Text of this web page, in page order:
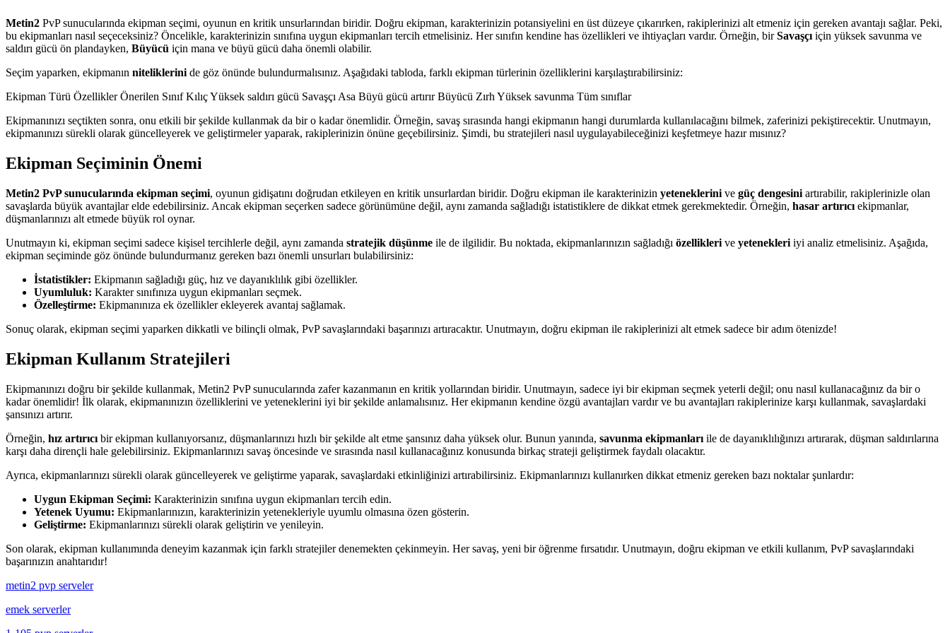
Metin2 PvP sunucularında ekipman seçimi, oyunun en kritik unsurlarından biridir. Doğru ekipman, karakterinizin potansiyelini en üst düzeye çıkarırken, rakiplerinizi alt etmeniz için gereken avantajı sağlar. Peki,
bu ekipmanları nasıl seçeceksiniz? Öncelikle, karakterinizin sınıfına uygun ekipmanları tercih etmelisiniz. Her sınıfın kendine has özellikleri ve ihtiyaçları vardır. Örneğin, birSavaşçı için yüksek savunma ve
saldırı gücü ön plandayken, Büyücü için mana ve büyü gücü daha önemli olabilir.
Seçim yaparken, ekipmanın niteliklerini de göz önünde bulundurmalısınız. Aşağıdaki tabloda, farklı ekipman türlerinin özelliklerini karşılaştırabilirsiniz:
Ekipman Türü Özellikler Önerilen Sınıf Kılıç Yüksek saldırı gücü Savaşçı Asa Büyü gücü artırır Büyücü Zırh Yüksek savunma Tüm sınıflar
Ekipmanınızı seçtikten sonra, onu etkili bir şekilde kullanmak da bir o kadar önemlidir. Örneğin, savaş sırasında hangi ekipmanın hangi durumlarda kullanılacağını bilmek, zaferinizi pekiştirecektir. Unutmayın,
ekipmanınızı sürekli olarak güncelleyerek ve geliştirmeler yaparak, rakiplerinizin önüne geçebilirsiniz. Şimdi, bu stratejileri nasıl uygulayabileceğinizi keşfetmeye hazır mısınız?
Ekipman Seçiminin Önemi
Metin2 PvP sunucularında ekipman seçimi, oyunun gidişatını doğrudan etkileyen en kritik unsurlardan biridir. Doğru ekipman ile karakterinizin yeteneklerini ve güç dengesini artırabilir, rakiplerinizle olan
savaşlarda büyük avantajlar elde edebilirsiniz. Ancak ekipman seçerken sadece görünümüne değil, aynı zamanda sağladığı istatistiklere de dikkat etmek gerekmektedir. Örneğin, hasar artırıcı ekipmanlar,
düşmanlarınızı alt etmede büyük rol oynar.
Unutmayın ki, ekipman seçimi sadece kişisel tercihlerle değil, aynı zamanda stratejik düşünme ile de ilgilidir. Bu noktada, ekipmanlarınızın sağladığı özellikleri ve yetenekleri iyi analiz etmelisiniz. Aşağıda,
ekipman seçiminde göz önünde bulundurmanız gereken bazı önemli unsurları bulabilirsiniz:
İstatistikler: Ekipmanın sağladığı güç, hız ve dayanıklılık gibi özellikler.
Uyumluluk: Karakter sınıfınıza uygun ekipmanları seçmek.
Özelleştirme: Ekipmanınıza ek özellikler ekleyerek avantaj sağlamak.
Sonuç olarak, ekipman seçimi yaparken dikkatli ve bilinçli olmak, PvP savaşlarındaki başarınızı artıracaktır. Unutmayın, doğru ekipman ile rakiplerinizi alt etmek sadece bir adım ötenizde!
Ekipman Kullanım Stratejileri
Ekipmanınızı doğru bir şekilde kullanmak, Metin2 PvP sunucularında zafer kazanmanın en kritik yollarından biridir. Unutmayın, sadece iyi bir ekipman seçmek yeterli değil; onu nasıl kullanacağınız da bir o
kadar önemlidir! İlk olarak, ekipmanınızın özelliklerini ve yeteneklerini iyi bir şekilde anlamalısınız. Her ekipmanın kendine özgü avantajları vardır ve bu avantajları rakiplerinize karşı kullanmak, savaşlardaki
şansınızı artırır.
Örneğin, hız artırıcı bir ekipman kullanıyorsanız, düşmanlarınızı hızlı bir şekilde alt etme şansınız daha yüksek olur. Bunun yanında, savunma ekipmanları ile de dayanıklılığınızı artırarak, düşman saldırılarına
karşı daha dirençli hale gelebilirsiniz. Ekipmanlarınızı savaş öncesinde ve sırasında nasıl kullanacağınız konusunda birkaç strateji geliştirmek faydalı olacaktır.
Ayrıca, ekipmanlarınızı sürekli olarak güncelleyerek ve geliştirme yaparak, savaşlardaki etkinliğinizi artırabilirsiniz. Ekipmanlarınızı kullanırken dikkat etmeniz gereken bazı noktalar şunlardır:
Uygun Ekipman Seçimi: Karakterinizin sınıfına uygun ekipmanları tercih edin.
Yetenek Uyumu: Ekipmanlarınızın, karakterinizin yetenekleriyle uyumlu olmasına özen gösterin.
Geliştirme: Ekipmanlarınızı sürekli olarak geliştirin ve yenileyin.
Son olarak, ekipman kullanımında deneyim kazanmak için farklı stratejiler denemekten çekinmeyin. Her savaş, yeni bir öğrenme fırsatıdır. Unutmayın, doğru ekipman ve etkili kullanım, PvP savaşlarındaki
başarınızın anahtarıdır!
metin2 pvp serveler
emek serverler